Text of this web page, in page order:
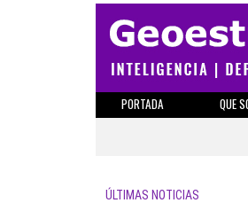
PORTADA QUE
ÚLTIMAS NOTICIAS